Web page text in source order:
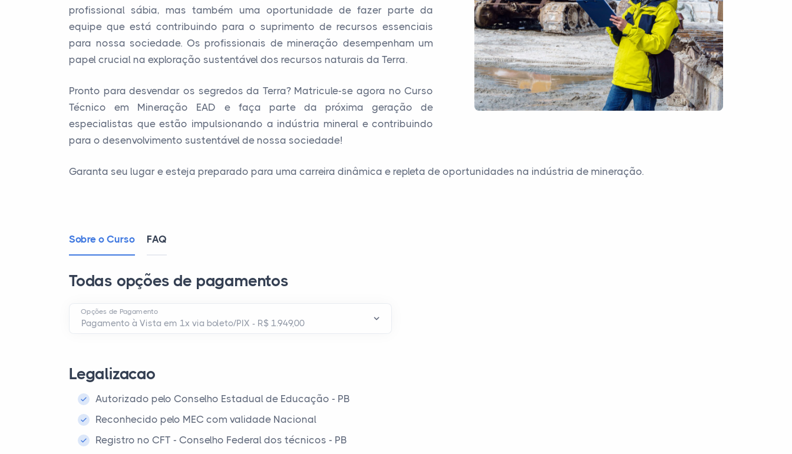
profissional sábia, mas também uma oportunidade de fazer parte da
equipe que está contribuindo para o suprimento de recursos essenciais
para nossa sociedade. Os profissionais de mineração desempenham um
papel crucial na exploração sustentável dos recursos naturais da Terra.
Pronto para desvendar os segredos da Terra? Matricule-se agora no Curso
Técnico em Mineração EAD e faça parte da próxima geração de
especialistas que estão impulsionando a indústria mineral e contribuindo
para o desenvolvimento sustentável de nossa sociedade!
Garanta seu lugar e esteja preparado para uma carreira dinâmica e repleta de oportunidades na indústria de mineração.
Sobre o Curso FAQ
Todas opções de pagamentos
Opções de Pagamento
Legalizacao
Autorizado pelo Conselho Estadual de Educação - PB
Reconhecido pelo MEC com validade Nacional
Registro no CFT - Conselho Federal dos técnicos - PB